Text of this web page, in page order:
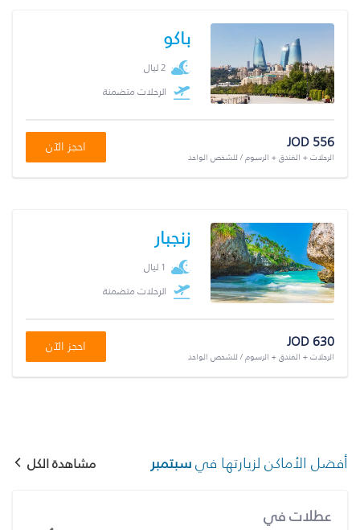
باكو
2 ليال
الرحلات متضمنة
JOD 556
الرحلات + الفندق + الرسوم / للشخص الواحد
احجز الآن
زنجبار
1 ليال
الرحلات متضمنة
JOD 630
الرحلات + الفندق + الرسوم / للشخص الواحد
احجز الآن
أفضل الأماكن لزيارتها فيسبتمبر مشاهدة الكل
عطلات في